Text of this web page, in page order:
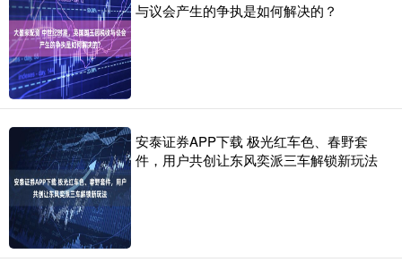
与议会产生的争执是如何解决的？
安泰证券APP下载 极光红车色、春野套
件，用户共创让东风奕派三车解锁新玩法